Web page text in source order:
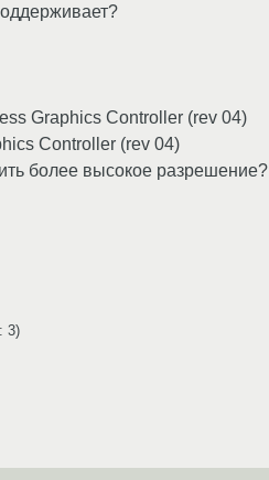
Graphics Controller (rev 04)
Controller (rev 04)
более высокое разрешение?
3)